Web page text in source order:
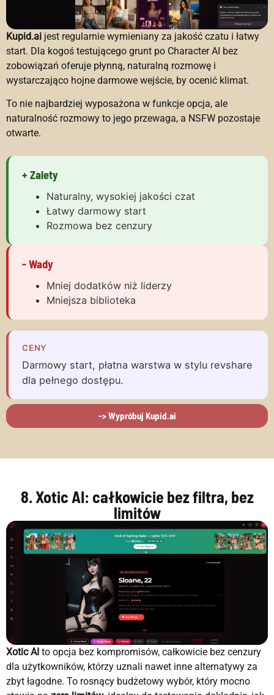
Kupid.ai jest regularnie wymieniany za jakość czatu i łatwy
start. Dla kogoś testującego grunt po Character AI bez
zobowiązań oferuje płynną, naturalną rozmowę i
wystarczająco hojne darmowe wejście, by ocenić klimat.
To nie najbardziej wyposażona w funkcje opcja, ale
naturalność rozmowy to jego przewaga, a NSFW pozostaje
otwarte.
+ Zalety
Naturalny, wysokiej jakości czat
Łatwy darmowy start
Rozmowa bez cenzury
- Wady
Mniej dodatków niż liderzy
Mniejsza biblioteka
CENY
Darmowy start, płatna warstwa w stylu revshare
dla pełnego dostępu.
-> Wypróbuj Kupid.ai
8. Xotic AI: całkowicie bez filtra, bez
limitów
Xotic AI to opcja bez kompromisów, całkowicie bez cenzury
dla użytkowników, którzy uznali nawet inne alternatywy za
zbyt łagodne. To rosnący budżetowy wybór, który mocno